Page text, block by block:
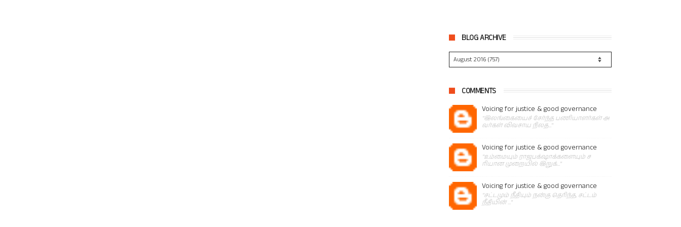
BLOG ARCHIVE
COMMENTS
Voicing for justice & good governance
"இலங்கையைச் சேர்ந்த பணியாளர்கள் அ
வர்கள் விவசாய நிலத..."
Voicing for justice & good governance
"உம்மையும் ராஜபக்‌ஷாக்களையும் ச
ரியான முறையில் இறுக்..."
Voicing for justice & good governance
"சட்டமும் நீதியும் நன்கு தெரிந்த, சட்டம்
நீதியின் ..."